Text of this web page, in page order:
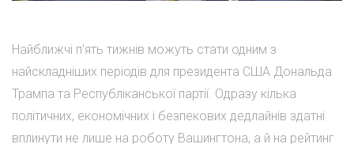
Найближчі п'ять тижнів можуть стати одним з
найскладніших періодів для президента США Дональда
Трампа та Республіканської партії. Одразу кілька
політичних, економічних і безпекових дедлайнів здатні
вплинути не лише на роботу Вашингтона, а й на рейтинг